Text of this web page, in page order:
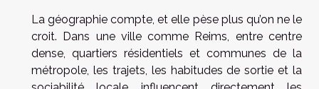
La géographie compte, et elle pèse plus qu’on ne le
croit. Dans une ville comme Reims, entre centre
dense, quartiers résidentiels et communes de la
métropole, les trajets, les habitudes de sortie et la